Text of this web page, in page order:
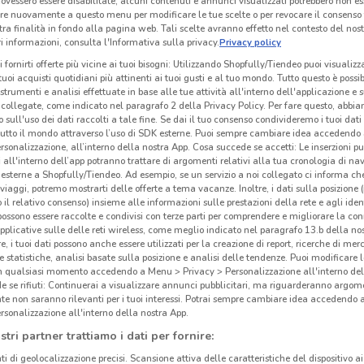
Scade il 05/11 160 m Scade il 31/12 186 m
UniCredit
Scade il 31/08 6.7 km Scade il 31/10
nuovamente a questo menu per modificare le tue scelte o per revocare il
finalità in fondo alla pagina web. Tali scelte avranno effetto nel contesto del
informazioni, consulta l'Informativa sulla privacy.Privacy policy
fornirti offerte più vicine ai tuoi bisogni: Utilizzando Shopfully/Tiendeo puoi
acquisti quotidiani più attinenti ai tuoi gusti e al tuo mondo. Tutto questo è
e analisi effettuate in base alle tue attività all'interno dell'applicazione e
come indicato nel paragrafo 2 della Privacy Policy. Per fare questo,
sull'uso dei dati raccolti a tale fine. Se dai il tuo consenso condivideremo i tuoi dati
il mondo attraverso l’uso di SDK esterne. Puoi sempre cambiare idea accedendo
all’interno della nostra App. Cosa succede se accetti: Le inserzioni
all'interno dell’app potranno trattare di argomenti relativi alla tua cronologia di
a Shopfully/Tiendeo. Ad esempio, se un servizio a noi collegato ci informa
potremo mostrarti delle offerte a tema vacanze. Inoltre, i dati sulla posizione
il relativo consenso) insieme alle informazioni sulle prestazioni della rete e agli
essere raccolte e condivisi con terze parti per comprendere e migliorare la
sulle delle reti wireless, come meglio indicato nel paragrafo 13.b della
i tuoi dati possono anche essere utilizzati per la creazione di report, ricerche di
statistiche, analisi basate sulla posizione e analisi delle tendenze. Puoi modificare
qualsiasi momento accedendo a Menu > Privacy > Personalizzazione all'interno
se rifiuti: Continuerai a visualizzare annunci pubblicitari, ma riguarderanno
non saranno rilevanti per i tuoi interessi. Potrai sempre cambiare idea accedendo
all'interno della nostra App.
partner trattiamo i dati per fornire:
di geolocalizzazione precisi. Scansione attiva delle caratteristiche del dispositivo